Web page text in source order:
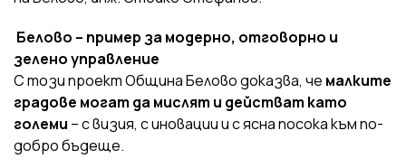
Белово – пример за модерно, отговорно и
зелено управление
С този проект Община Белово доказва, че малките
градове могат да мислят и действат като
големи – с визия, с иновации и с ясна посока към по-
добро бъдеще.